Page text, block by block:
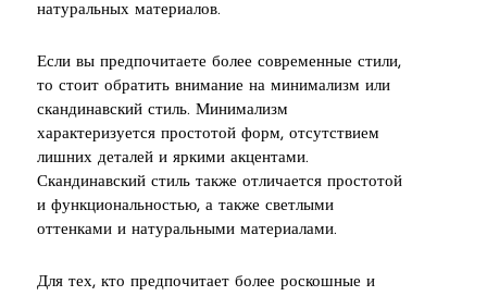
натуральных материалов.
Если вы предпочитаете более современные стили,
то стоит обратить внимание на минимализм или
скандинавский стиль. Минимализм
характеризуется простотой форм, отсутствием
лишних деталей и яркими акцентами.
Скандинавский стиль также отличается простотой
и функциональностью, а также светлыми
оттенками и натуральными материалами.
Для тех, кто предпочитает более роскошные и